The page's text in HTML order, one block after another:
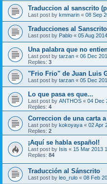
Traduccion al sanscrito
Last post by kmmarin « 08 Sep
Traducciones al Sanscrito
Last post by Pablo « 05 Aug
Una palabra que no
Last post by tarzan « 06 Dec
Replies: 3
"Frio Frio" de Juan Luis
Last post by tarzan « 05 Dec
Lo que pasa es que...
Last post by ANTHOS « 04 Dec
Replies: 4
Correccion de una carta
Last post by kokoyaya « 02 Apr
Replies: 2
¡Aquí se habla español!
Last post by Isis « 15 Mar 2013
Replies: 84
Traducción al Sánscrito
Last post by leo_rulo « 08 Feb